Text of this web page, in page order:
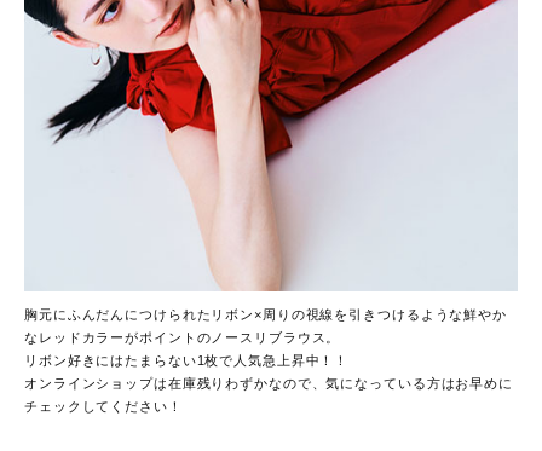
胸元にふんだんにつけられたリボン×周りの視線を引きつけるような鮮やか
なレッドカラーがポイントのノースリブラウス。
リボン好きにはたまらない1枚で人気急上昇中！！
オンラインショップは在庫残りわずかなので、気になっている方はお早めに
チェックしてください！